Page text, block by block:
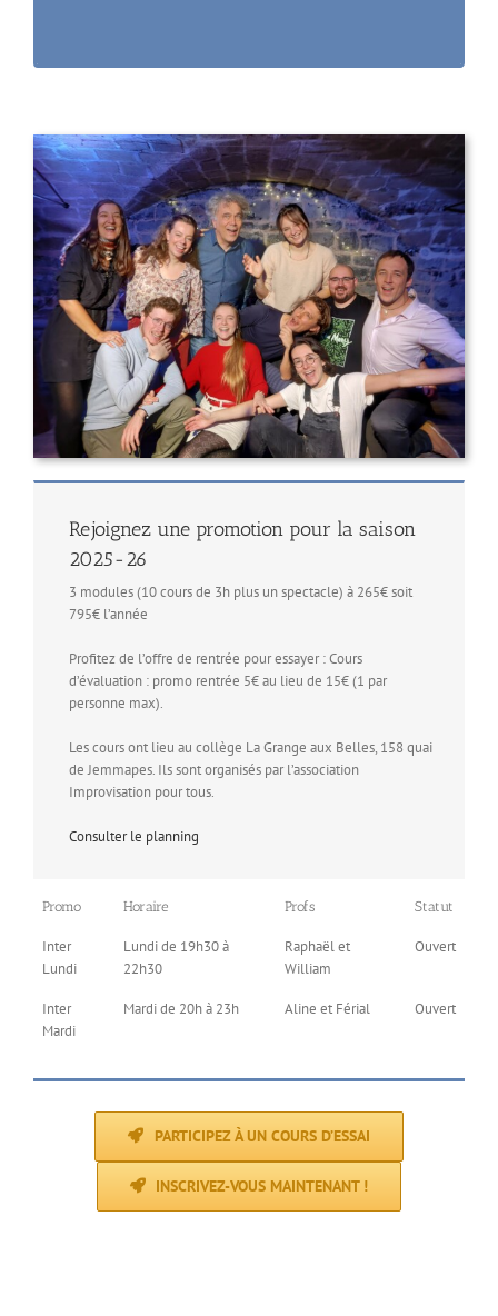
Rejoignez une promotion pour la saison
2025-26
3 modules (10 cours de 3h plus un spectacle) à 265€ soit
795€ l’année
Profitez de l’offre de rentrée pour essayer : Cours
d’évaluation : promo rentrée 5€ au lieu de 15€ (1 par
personne max).
Les cours ont lieu au collège La Grange aux Belles, 158 quai
de Jemmapes. Ils sont organisés par l’association
Improvisation pour tous.
Consulter le planning
Promo Horaire Profs Statut
Inter
Lundi
Lundi de 19h30 à
22h30
Raphaël et
William
Ouvert
Inter
Mardi
Mardi de 20h à 23h Aline et Férial Ouvert
PARTICIPEZ À UN COURS D’ESSAI
INSCRIVEZ-VOUS MAINTENANT !